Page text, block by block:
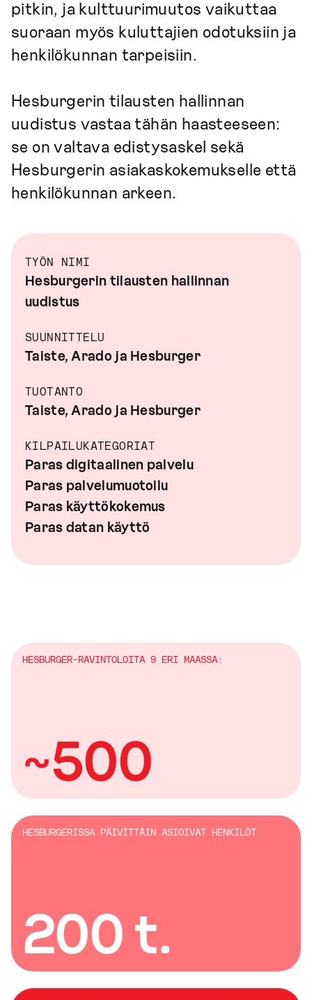
pitkin, ja kulttuurimuutos vaikuttaa
suoraan myös kuluttajien odotuksiin ja
henkilökunnan tarpeisiin.
Hesburgerin tilausten hallinnan
uudistus vastaa tähän haasteeseen:
se on valtava edistysaskel sekä
Hesburgerin asiakaskokemukselle että
henkilökunnan arkeen.
TYÖN NIMI
Hesburgerin tilausten hallinnan
uudistus
SUUNNITTELU
Taiste, Arado ja Hesburger
TUOTANTO
Taiste, Arado ja Hesburger
KILPAILUKATEGORIAT
Paras digitaalinen palvelu
Paras palvelumuotoilu
Paras käyttökokemus
Paras datan käyttö
HESBURGER-RAVINTOLOITA 9 ERI MAASSA:
~500
HESBURGERISSA PÄIVITTÄIN ASIOIVAT HENKILÖT:
200 t.